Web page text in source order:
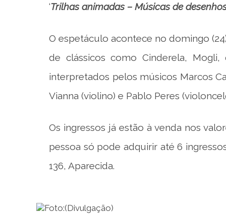
‘Trilhas animadas – Músicas de
O espetáculo acontece no domingo
de clássicos como Cinderela,
interpretados pelos músicos Marcos
Vianna (violino) e Pablo Peres
Os ingressos já estão à venda nos
pessoa só pode adquirir até 6
136, Aparecida.